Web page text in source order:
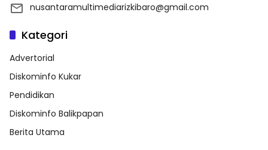
nusantaramultimediarizkibaro@gmail.com
Kategori
Advertorial
Diskominfo Kukar
Pendidikan
Diskominfo Balikpapan
Berita Utama